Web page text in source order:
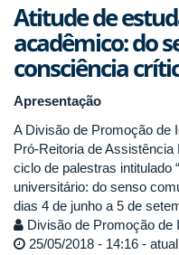
Atitude de
acadêmico: do
consciência
Apresentação
A Divisão de Promoção de
Pró-Reitoria de
ciclo de palestras intitulado
universitário: do senso
dias 4 de junho a 5 de
Divisão de Promoção de
25/05/2018 - 14:16 -